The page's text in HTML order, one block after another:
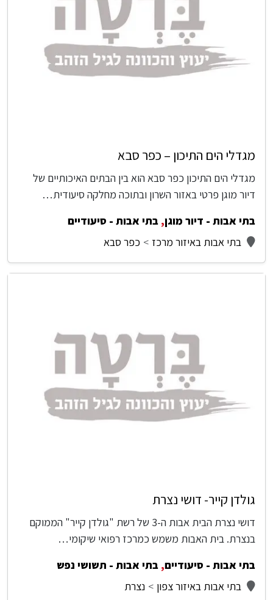
מגדלי הים התיכון – כפר סבא
מגדלי הים התיכון כפר סבא הוא בין הבתים האיכותיים של
דיור מוגן פרטי באזור השרון ובתוכה מחלקה סיעודית…
בתי אבות - דיור מוגן, בתי אבות - סיעודיים
בתי אבות באיזור מרכז
כפר סבא
גולדן קייר- דושי נצרת
דושי נצרת הבית אבות ה-3 של רשת "גולדן קייר" הממוקם
בנצרת. בית האבות משמש כמרכז רפואי שיקומי…
בתי אבות - סיעודיים, בתי אבות - תשושי נפש
בתי אבות באיזור צפון
נצרת